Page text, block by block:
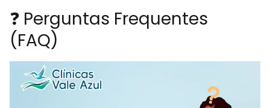
❓ Perguntas Frequentes
(FAQ)